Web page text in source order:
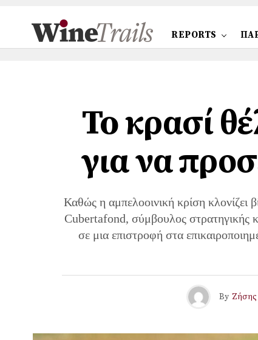
REPORTS
To κρασί
για να
Καθώς η αμπελοοινική κρίση κλονίζει
Cubertafond, σύμβουλος στρατηγικής
σε μια επιστροφή στα
By